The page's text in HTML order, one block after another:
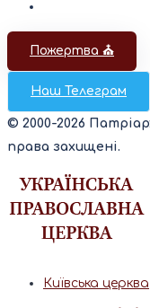
Пожертва ⛪️
Наш Телеграм
© 2000-2026
права захищені.
Київська церква